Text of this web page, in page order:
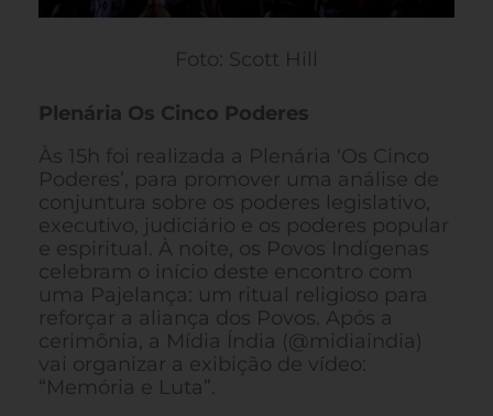
Foto: Scott Hill
Plenária Os Cinco Poderes
Às 15h foi realizada a Plenária ‘Os Cinco
Poderes’, para promover uma análise de
conjuntura sobre os poderes legislativo,
executivo, judiciário e os poderes popular
e espiritual. À noite, os Povos Indígenas
celebram o início deste encontro com
uma Pajelança: um ritual religioso para
reforçar a aliança dos Povos. Após a
cerimônia, a Mídia Índia (@midiaindia)
vai organizar a exibição de vídeo:
“Memória e Luta”.